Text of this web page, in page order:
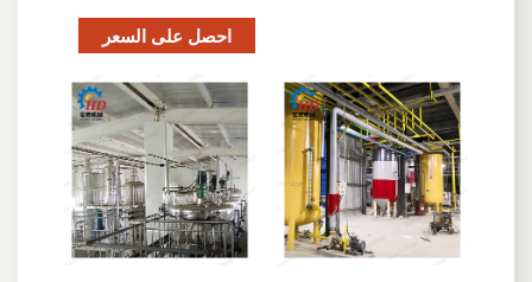
احصل على السعر